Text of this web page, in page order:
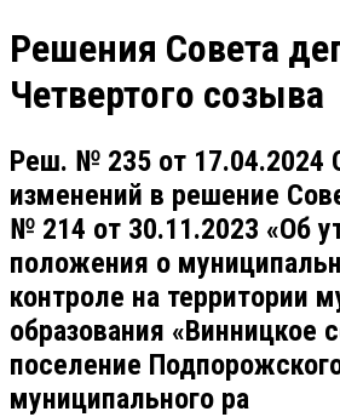
Решения Совета
Четвертого созыва
Реш. № 235 от 17.04.2024
изменений в решение
№ 214 от 30.11.2023 «Об
положения о
контроле на территории
образования «Винницкое
поселение
муниципального ра